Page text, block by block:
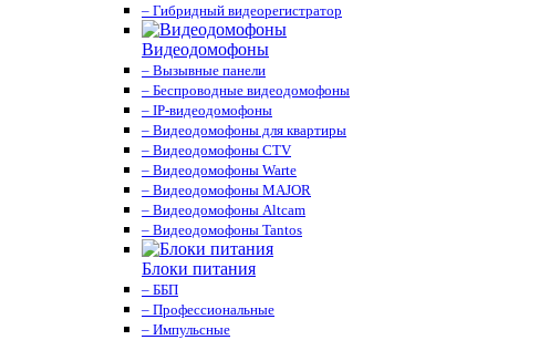
– Гибридный видеорегистратор
Видеодомофоны
– Вызывные панели
– Беспроводные видеодомофоны
– IP-видеодомофоны
– Видеодомофоны для квартиры
– Видеодомофоны CTV
– Видеодомофоны Warte
– Видеодомофоны MAJOR
– Видеодомофоны Altcam
– Видеодомофоны Tantos
Блоки питания
– ББП
– Профессиональные
– Импульсные